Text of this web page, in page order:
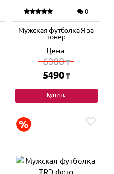
0
Мужская футболка Я за
тонер
Цена:
6000₸
5490 ₸
Купить